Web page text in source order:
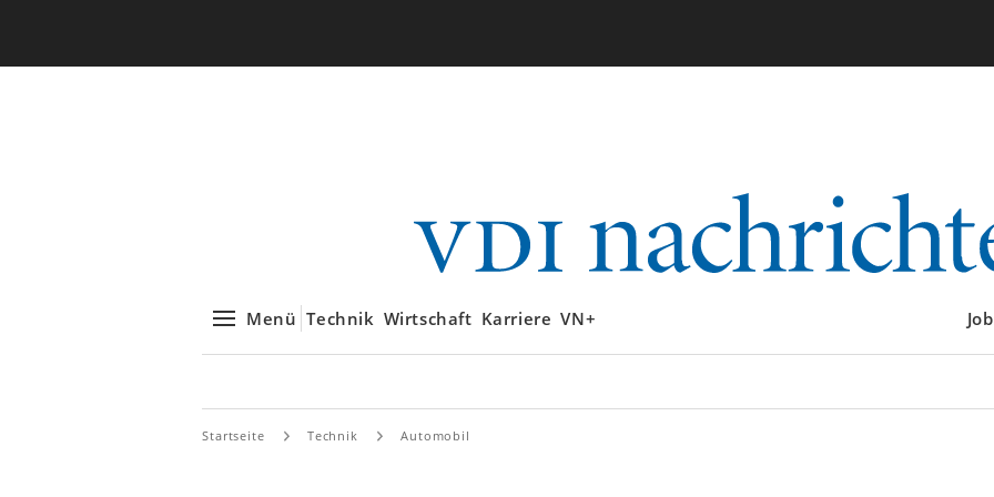
Menü Technik Wirtschaft Karriere VN+
Startseite Technik Automobil